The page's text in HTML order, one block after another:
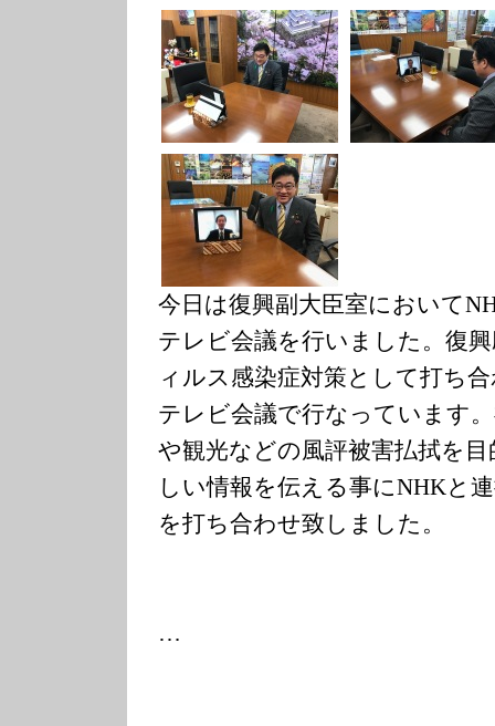
今日は復興副大臣室において
テレビ会議を行いました。復
ィルス感染症対策として打ち
テレビ会議で行なっています
や観光などの風評被害払拭を
しい情報を伝える事にNHKと
を打ち合わせ致しました。
…